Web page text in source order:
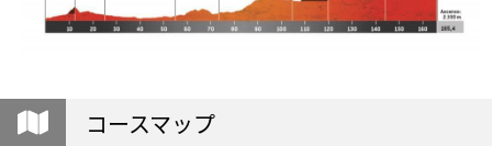
コースマップ